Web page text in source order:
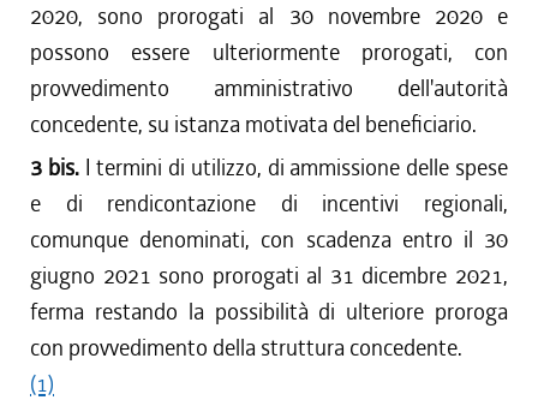
2020, sono prorogati al 30 novembre 2020 e
possono essere ulteriormente prorogati, con
provvedimento amministrativo dell'autorità
concedente, su istanza motivata del beneficiario.
3 bis. I termini di utilizzo, di ammissione delle spese
e di rendicontazione di incentivi regionali,
comunque denominati, con scadenza entro il 30
giugno 2021 sono prorogati al 31 dicembre 2021,
ferma restando la possibilità di ulteriore proroga
con provvedimento della struttura concedente.
(1)